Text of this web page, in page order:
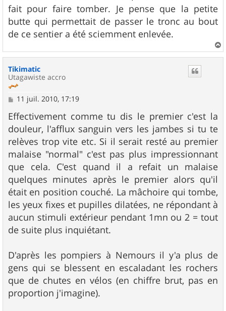
fait pour faire tomber. Je pense que la petite
butte qui permettait de passer le tronc au bout
de ce sentier a été sciemment enlevée.
a
Tikimatic
Utagawiste accro
M
s
s
a
g
e
11 juil. 2010, 17:19
Effectivement comme tu dis le premier c'est la
douleur, l'afflux sanguin vers les jambes si tu te
relèves trop vite etc. Si il serait resté au premier
malaise "normal" c'est pas plus impressionnant
que cela. C'est quand il a refait un malaise
quelques minutes après le premier alors qu'il
était en position couché. La mâchoire qui tombe,
les yeux fixes et pupilles dilatées, ne répondant à
aucun stimuli extérieur pendant 1mn ou 2 = tout
de suite plus inquiétant.
D'après les pompiers à Nemours il y'a plus de
gens qui se blessent en escaladant les rochers
que de chutes en vélos (en chiffre brut, pas en
proportion j'imagine).